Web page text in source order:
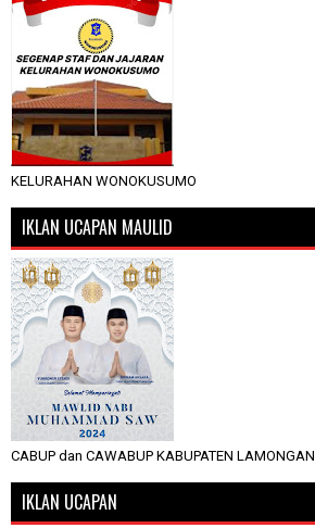
KELURAHAN WONOKUSUMO
IKLAN UCAPAN MAULID
CABUP dan CAWABUP KABUPATEN LAMONGAN
IKLAN UCAPAN